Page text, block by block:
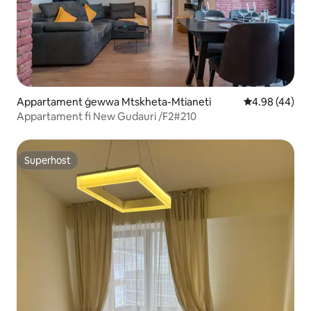
Appartament ġewwa Mtskheta-Mtianeti Rating medju
4.98 (44)
Appartament fi New Gudauri /F2#210
Superhost
Superhost